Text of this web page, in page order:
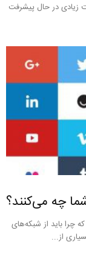
زیادی در حال پیشرفت
چه می‌کنند؟
چرا باید از شبکه‌های
از...